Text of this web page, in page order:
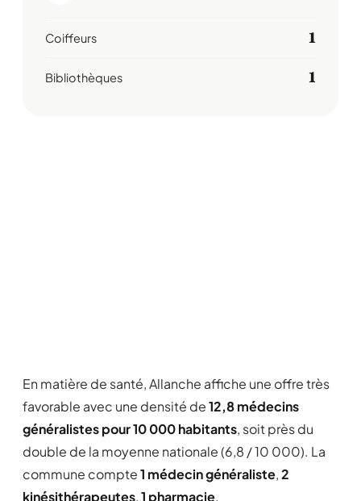
Coiffeurs 1
Bibliothèques 1
En matière de santé, Allanche affiche une offre très
favorable avec une densité de12,8 médecins
généralistes pour 10 000 habitants, soit près du
double de la moyenne nationale (6,8 / 10 000). La
commune compte1 médecin généraliste,2
kinésithérapeutes,1 pharmacie.